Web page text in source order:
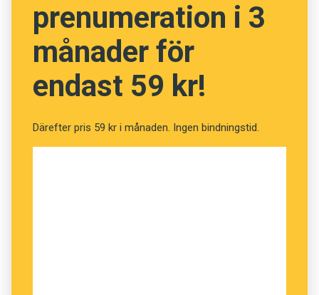
Här hittar du hela programmet.
Anders
Foto: Johan Bergling, Jessica Segerberg,
Magnus Göransson
prenumeration i 3
månader för
endast 59 kr!
Därefter pris 59 kr i månaden. Ingen bindningstid.